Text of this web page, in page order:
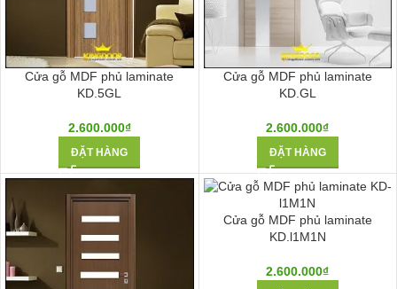
Cửa gỗ MDF phủ laminate
KD.5GL
2.600.000₫
ĐẶT HÀNG
Cửa gỗ MDF phủ laminate
KD.GL
2.600.000₫
ĐẶT HÀNG
Cửa gỗ MDF phủ laminate
KD.l1M1N
2.600.000₫